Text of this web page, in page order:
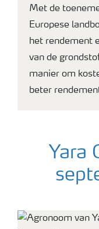
Met de
Europese
het rendement
van de
manier om
beter
Yara